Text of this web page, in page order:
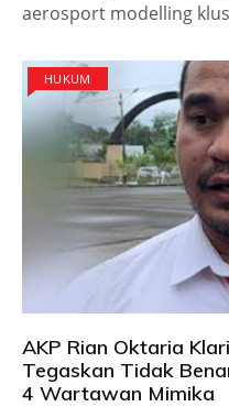
aerosport modelling
HUKUM
AKP Rian Oktaria
Tegaskan Tidak
4 Wartawan Mimika